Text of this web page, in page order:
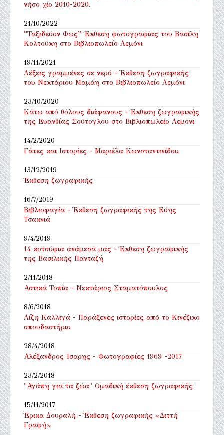
νήσο χίο 2010-2020.
21/10/2022
“Ταξιδεύον Φως” Έκθεση φωτογραφίας του Βασίλη
Κολτούκη στο Βιβλιοπωλείο Λεμόνι
19/11/2021
Λέξεις γραμμένες σε νερό - Έκθεση ζωγραφικής
του Νεκτάριου Μαμάη στο Βιβλιοπωλείο Λεμόνι
23/10/2020
Κάτω από θόλους διάφανους - Έκθεση ζωγραφικής
της Ευανθίας Σούτογλου στο Βιβλιοπωλείο Λεμόνι
14/2/2020
Γάτες και Ιστορίες - Μαριέλα Κωνσταντινίδου
13/12/2019
Έκθεση ζωγραφικής
16/7/2019
Βιβλιοφαγία - Έκθεση ζωγραφικής της Εύης
Τσακνιά
9/4/2019
14 κοτσύφια ανάμεσά μας - Έκθεση ζωγραφικής
της Βασιλικής Πανταζή
2/11/2018
Αστικά Τοπία - Νεκτάριος Σταματόπουλος
8/6/2018
Λίζη Καλλιγά - Παράξενες ιστορίες από το Κινέζικο
σπουδαστήριο
28/4/2018
Αλέξανδρος Ίσαρης - Φωτογραφίες 1969 -2017
23/2/2018
"Αγάπη για τα ζώα" Ομαδική έκθεση ζωγραφικής
15/11/2017
Έρικα Δουραλή - Έκθεση ζωγραφικής «Διττή
Γραφή»